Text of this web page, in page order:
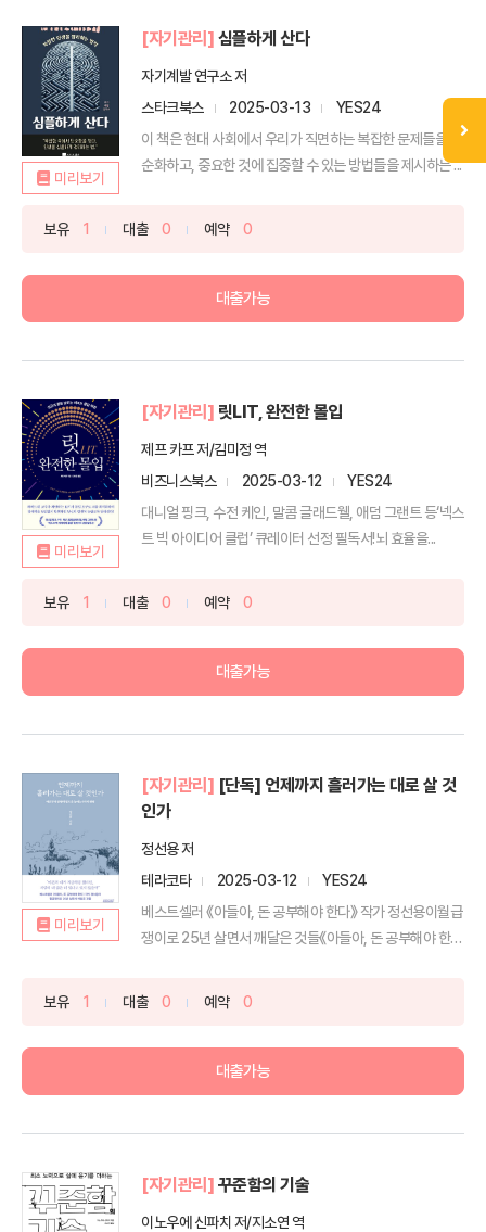
미리보기
[자기관리] 심플하게 산다
자기계발 연구소 저
스타크북스
2025-03-13
YES24
이 책은 현대 사회에서 우리가 직면하는 복잡한 문제들을 단
순화하고, 중요한 것에 집중할 수 있는 방법들을 제시하는 ...
보유 1 대출 0 예약 0
대출가능
미리보기
[자기관리] 릿LIT, 완전한 몰입
제프 카프 저/김미정 역
비즈니스북스
2025-03-12
YES24
대니얼 핑크, 수전 케인, 말콤 글래드웰, 애덤 그랜트 등‘넥스
트 빅 아이디어 클럽’ 큐레이터 선정 필독서!뇌 효율을...
보유 1 대출 0 예약 0
대출가능
미리보기
[자기관리] [단독] 언제까지 흘러가는 대로 살 것
인가
정선용 저
테라코타
2025-03-12
YES24
베스트셀러 《아들아, 돈 공부해야 한다》 작가 정선용이월급
쟁이로 25년 살면서 깨달은 것들《아들아, 돈 공부해야 한
보유 1 대출 0 예약 0
대출가능
[자기관리] 꾸준함의 기술
이노우에 신파치 저/지소연 역